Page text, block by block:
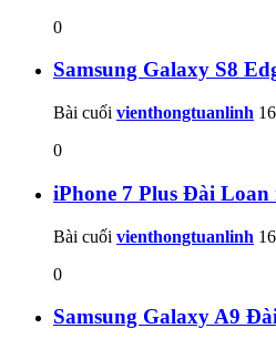
0
Samsung Galaxy S8
Bài cuối vienthongtuanlinh
0
iPhone 7 Plus Đài Loan
Bài cuối vienthongtuanlinh
0
Samsung Galaxy A9